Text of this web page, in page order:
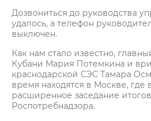
Дозвониться до руководства
удалось, а телефон
выключен.
Как нам стало известно,
Кубани Мария Потемкина и
краснодарской СЭС Тамара
время находятся в Москве, где
расширенное заседание
Роспотребнадзора.